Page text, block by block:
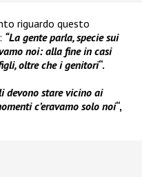
riguardo questo
“La gente parla, specie sui
noi: alla fine in casi
oltre che i genitori“.
devono stare vicino ai
c’eravamo solo noi“,